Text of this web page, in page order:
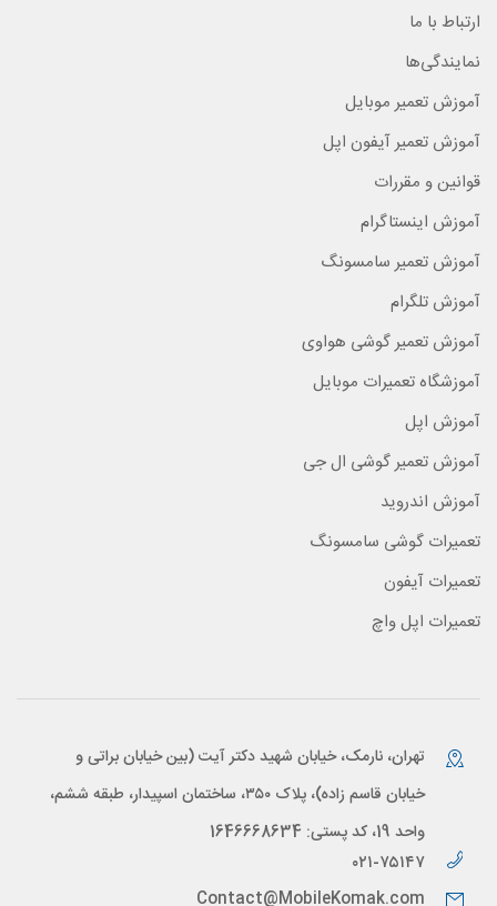
ارتباط با ما
نمایندگی‌ها
آموزش تعمیر موبایل
آموزش تعمیر آیفون اپل
قوانین و مقررات
آموزش اینستاگرام
آموزش تعمیر سامسونگ
آموزش تلگرام
آموزش تعمیر گوشی هواوی
آموزشگاه تعمیرات موبایل
آموزش اپل
آموزش تعمیر گوشی ال جی
آموزش اندروید
تعمیرات گوشی سامسونگ
تعمیرات آیفون
تعمیرات اپل واچ
تهران، نارمک، خیابان شهید دکتر آیت (بین خیابان براتی و
خیابان قاسم زاده)، پلاک ۳۵۰، ساختمان اسپیدار، طبقه ششم،
واحد 19، کد پستی: 1646668634
۰۲۱-۷۵۱۴۷
Contact@MobileKomak.com